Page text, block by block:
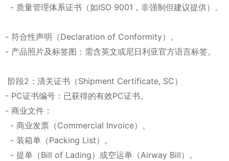
- 质量管理体系证书（如ISO 9001，非强制但建议提供）。
- 符合性声明（Declaration of Conformity）。
- 产品照片及标签图：需含英文或尼日利亚官方语言标签。
阶段2：清关证书（Shipment Certificate, SC）
- PC证书编号：已获得的有效PC证书。
- 商业文件：
- 商业发票（Commercial Invoice）。
- 装箱单（Packing List）。
- 提单（Bill of Lading）或空运单（Airway Bill）。